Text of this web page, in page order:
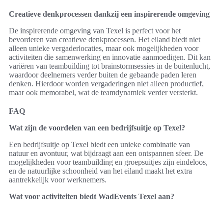
Creatieve denkprocessen dankzij een inspirerende omgeving
De inspirerende omgeving van Texel is perfect voor het
bevorderen van creatieve denkprocessen. Het eiland biedt niet
alleen unieke vergaderlocaties, maar ook mogelijkheden voor
activiteiten die samenwerking en innovatie aanmoedigen. Dit kan
variëren van teambuilding tot brainstormsessies in de buitenlucht,
waardoor deelnemers verder buiten de gebaande paden leren
denken. Hierdoor worden vergaderingen niet alleen productief,
maar ook memorabel, wat de teamdynamiek verder versterkt.
FAQ
Wat zijn de voordelen van een bedrijfsuitje op Texel?
Een bedrijfsuitje op Texel biedt een unieke combinatie van
natuur en avontuur, wat bijdraagt aan een ontspannen sfeer. De
mogelijkheden voor teambuilding en groepsuitjes zijn eindeloos,
en de natuurlijke schoonheid van het eiland maakt het extra
aantrekkelijk voor werknemers.
Wat voor activiteiten biedt WadEvents Texel aan?